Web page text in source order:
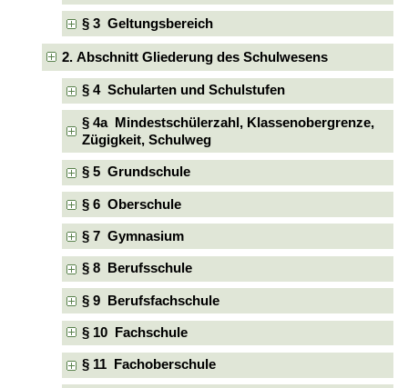
§ 3 Geltungsbereich
2. Abschnitt Gliederung des Schulwesens
§ 4 Schularten und Schulstufen
§ 4a Mindestschülerzahl, Klassenobergrenze,
Zügigkeit, Schulweg
§ 5 Grundschule
§ 6 Oberschule
§ 7 Gymnasium
§ 8 Berufsschule
§ 9 Berufsfachschule
§ 10 Fachschule
§ 11 Fachoberschule